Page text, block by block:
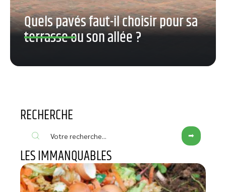
Quels pavés faut-il choisir pour sa
terrasse ou son allée ?
RECHERCHE
LES IMMANQUABLES